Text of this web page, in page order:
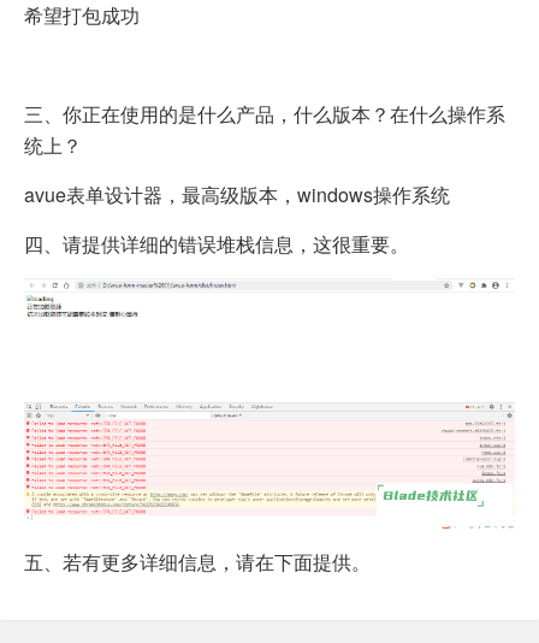
希望打包成功
三、你正在使用的是什么产品，什么版本？在什么操作系
统上？
avue表单设计器，最高级版本，windows操作系统
四、请提供详细的错误堆栈信息，这很重要。
五、若有更多详细信息，请在下面提供。